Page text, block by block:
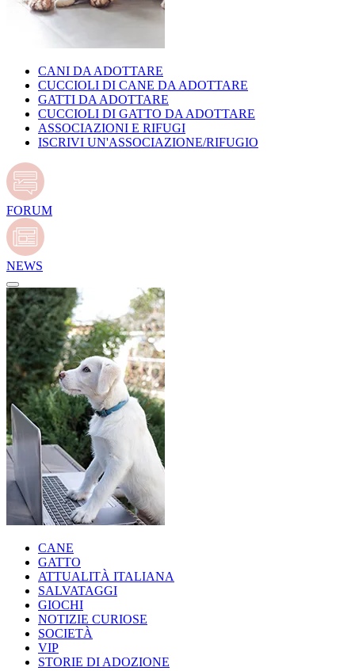
CANI DA ADOTTARE
CUCCIOLI DI CANE DA ADOTTARE
GATTI DA ADOTTARE
CUCCIOLI DI GATTO DA ADOTTARE
ASSOCIAZIONI E RIFUGI
ISCRIVI UN'ASSOCIAZIONE/RIFUGIO
FORUM
NEWS
CANE
GATTO
ATTUALITÀ ITALIANA
SALVATAGGI
GIOCHI
NOTIZIE CURIOSE
SOCIETÀ
VIP
STORIE DI ADOZIONE